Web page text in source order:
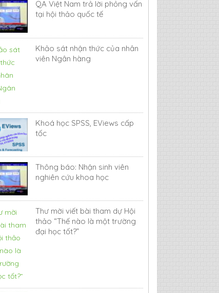
QA Việt Nam trả lời phỏng vấn
tại hội thảo quốc tế
Khảo sát nhận thức của nhân
viên Ngân hàng
Khoá học SPSS, EViews cấp
tốc
Thông báo: Nhận sinh viên
nghiên cứu khoa học
Thư mời viết bài tham dự Hội
thảo “Thế nào là một trường
đại học tốt?”